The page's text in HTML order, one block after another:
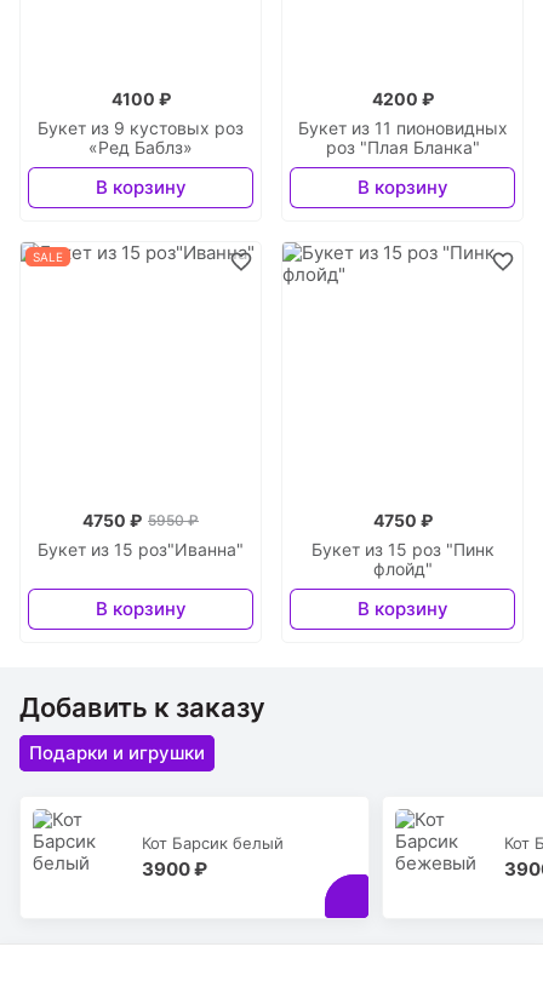
Букет из 9 кустовых роз
«Ред Баблз»
4100 ₽
В корзину
Букет из 11 пионовидных
роз "Плая Бланка"
4200 ₽
В корзину
SALE
Букет из 15 роз"Иванна"
4750 ₽ 5950 ₽
В корзину
Букет из 15 роз "Пинк
флойд"
4750 ₽
В корзину
Добавить к заказу
Подарки и игрушки
Кот Барсик белый
3900 ₽
Кот